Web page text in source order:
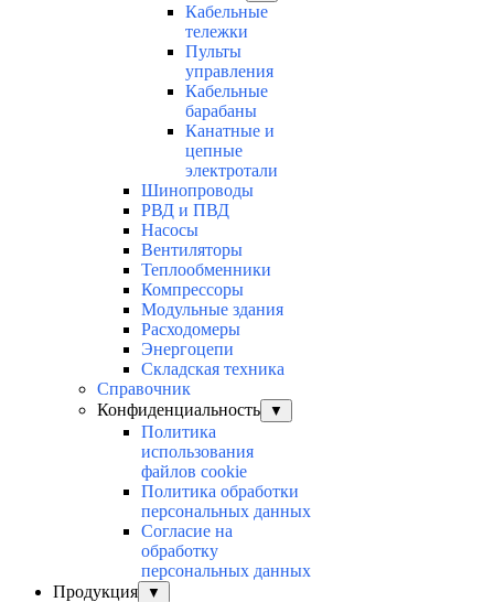
Кабельные
тележки
Пульты
управления
Кабельные
барабаны
Канатные и
цепные
электротали
Шинопроводы
РВД и ПВД
Насосы
Вентиляторы
Теплообменники
Компрессоры
Модульные здания
Расходомеры
Энергоцепи
Складская техника
Справочник
Конфиденциальность
▼
Политика
использования
файлов cookie
Политика обработки
персональных данных
Согласие на
обработку
персональных данных
Продукция
▼